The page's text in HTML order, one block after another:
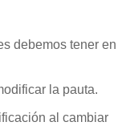
debemos tener en
la pauta.
al cambiar